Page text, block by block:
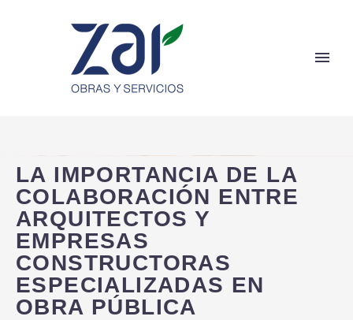
LA IMPORTANCIA DE LA
COLABORACIÓN ENTRE
ARQUITECTOS Y
EMPRESAS
CONSTRUCTORAS
ESPECIALIZADAS EN
OBRA PÚBLICA